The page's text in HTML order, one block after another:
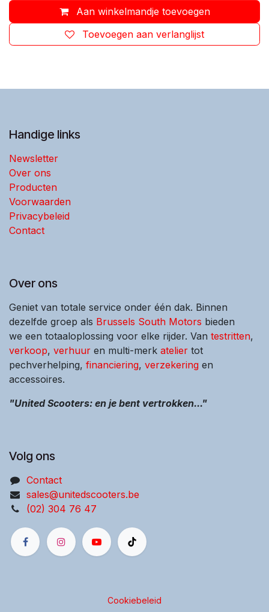
Aan winkelmandje toevoegen
Toevoegen aan verlanglijst
Handige links
Newsletter
Over ons
Producten
Voorwaarden
Privacybeleid
Contact
Over ons
Geniet van totale service onder één dak. Binnen
dezelfde groep als Brussels South Motors bieden
we een totaaloplossing voor elke rijder. Van testritten,
verkoop, verhuur en multi-merk atelier tot
pechverhelping, financiering, verzekering en
accessoires.
"United Scooters: en je bent vertrokken..."
Volg ons
Contact
sales@unitedscooters.be
(02) 304 76 47
Cookiebeleid